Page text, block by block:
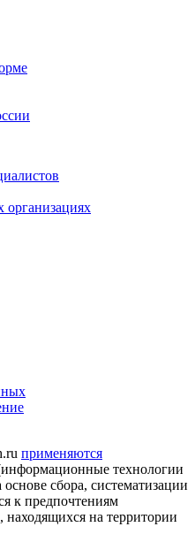
организациях
применяются
технологии
сбора, систематизации
к предпочтениям
находящихся на территории